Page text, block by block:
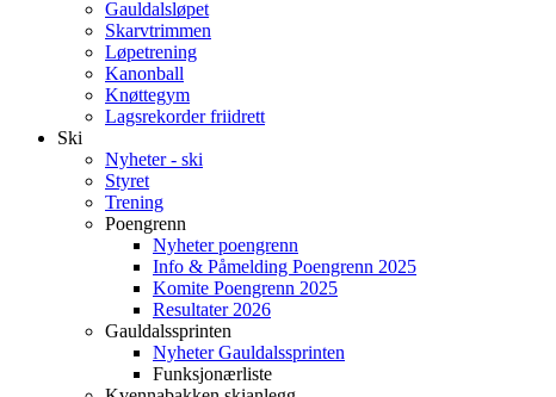
Gauldalsløpet
Skarvtrimmen
Løpetrening
Kanonball
Knøttegym
Lagsrekorder friidrett
Ski
Nyheter - ski
Styret
Trening
Poengrenn
Nyheter poengrenn
Info & Påmelding Poengrenn 2025
Komite Poengrenn 2025
Resultater 2026
Gauldalssprinten
Nyheter Gauldalssprinten
Funksjonærliste